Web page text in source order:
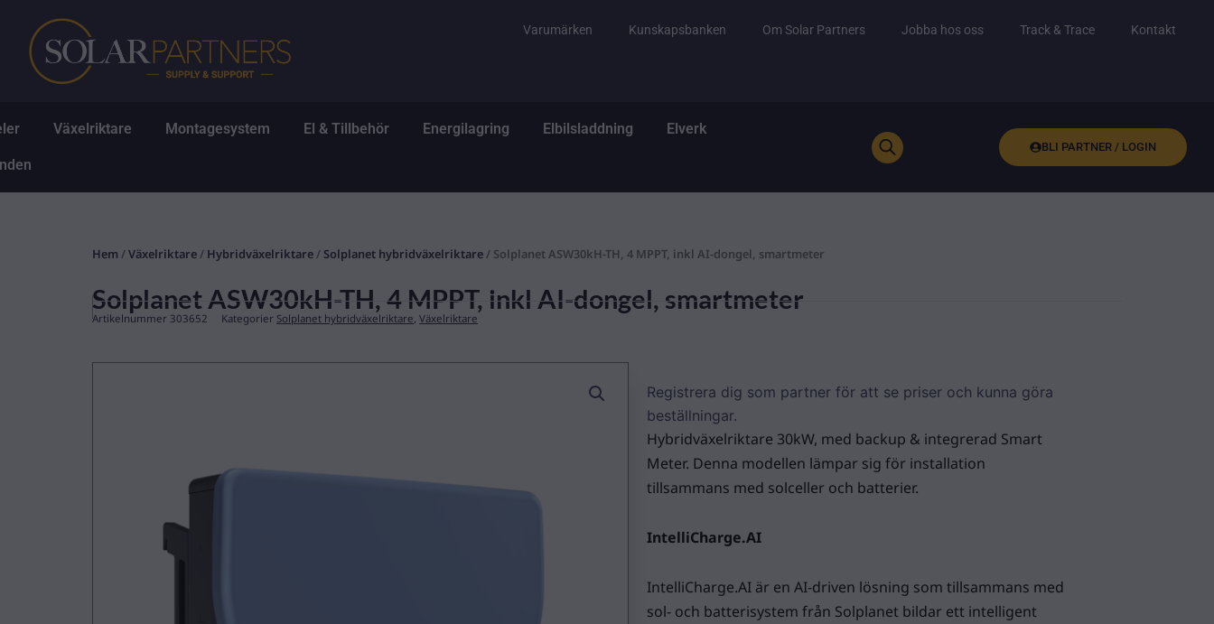
innehåll
Varumärken Kunskapsbanken Om Solar Partners Jobba hos oss Track & Trace Kontakt
Öppna Solpaneler
Växelriktare Öppna Växelriktare
Montagesystem Öppna Montagesystem
El & Tillbehör Öppna El & Tillbehör
Energilagring Öppna Energilagring
Elbilsladdning Öppna Elbilsladdning
Elverk
BLI PARTNER / LOGIN
Hem /Växelriktare/ Hybridväxelriktare/ Solplanet hybridväxelriktare/ Solplanet ASW30kH-TH, 4 MPPT, inkl AI-dongel, smartmeter
Solplanet ASW30kH-TH, 4 MPPT, inkl AI-dongel, smartmeter
Artikelnummer 303652 Kategorier Solplanet hybridväxelriktare Växelriktare
Registrera dig som partner för att se priser och kunna göra
beställningar.
Hybridväxelriktare 30kW, med backup & integrerad Smart
Meter. Denna modellen lämpar sig för installation
tillsammans med solceller och batterier.
IntelliCharge.AI
IntelliCharge.AI är en AI-driven lösning som tillsammans med
sol- och batterisystem från Solplanet bildar ett intelligent